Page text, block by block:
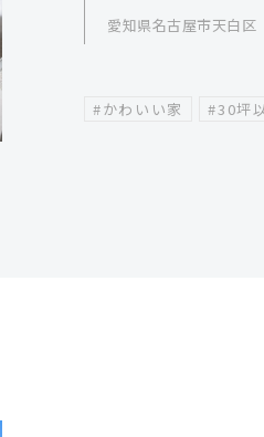
愛知県名古屋市天白区
#かわいい家 #30坪